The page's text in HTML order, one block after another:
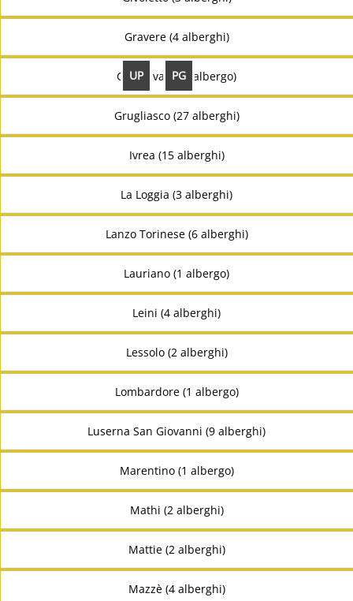
UP PG
Gravere (4 alberghi)
Groscavallo (1 albergo)
Grugliasco (27 alberghi)
Ivrea (15 alberghi)
La Loggia (3 alberghi)
Lanzo Torinese (6 alberghi)
Lauriano (1 albergo)
Leini (4 alberghi)
Lessolo (2 alberghi)
Lombardore (1 albergo)
Luserna San Giovanni (9 alberghi)
Marentino (1 albergo)
Mathi (2 alberghi)
Mattie (2 alberghi)
Mazzè (4 alberghi)